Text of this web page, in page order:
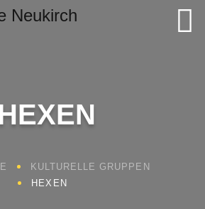
KULTURELLE GRUPPEN
HEXEN